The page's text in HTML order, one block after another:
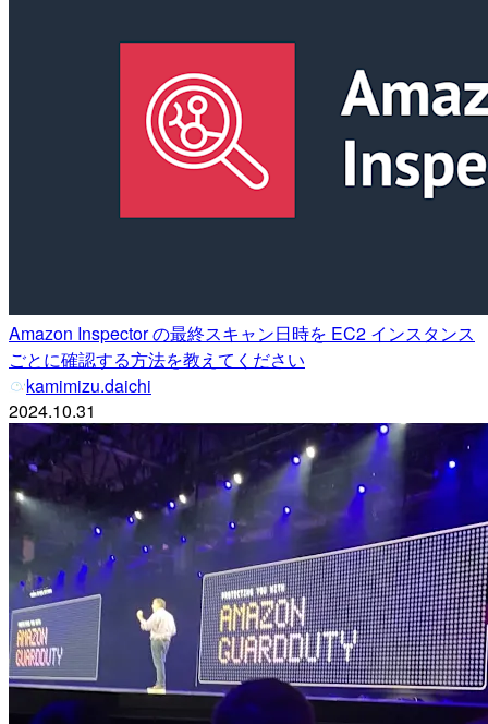
Amazon Inspector の最終スキャン日時を EC2 インスタンス
ごとに確認する方法を教えてください
kamimizu.daichi
2024.10.31